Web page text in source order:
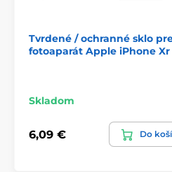
Tvrdené / ochranné sklo
fotoaparát Apple iPhone Xr
Skladom
6,09 € Do